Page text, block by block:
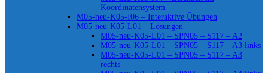
Koordinatensystem
M05-neu-K05-I06 – Interaktive Übungen
M05-neu-K05-L01 – Lösungen
M05-neu-K05-L01 – SPN05 – S117 – A2
M05-neu-K05-L01 – SPN05 – S117 – A3 links
M05-neu-K05-L01 – SPN05 – S117 – A3
rechts